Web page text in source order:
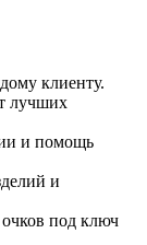
клиенту.
лучших
и помощь
и
под ключ